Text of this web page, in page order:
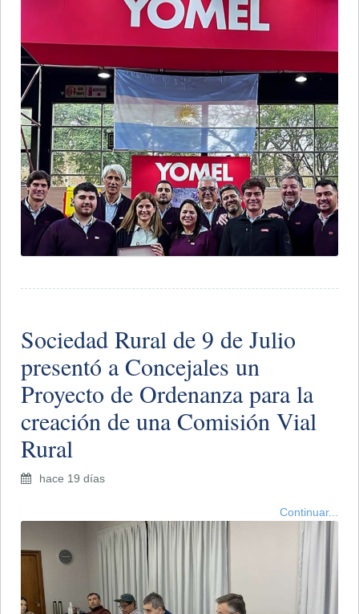
Sociedad Rural de 9 de Julio
presentó a Concejales un
Proyecto de Ordenanza para la
creación de una Comisión Vial
Rural
hace 19 días
Continuar...